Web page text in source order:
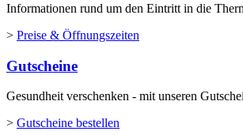
Informationen rund um den Eintritt in die
> Preise & Öffnungszeiten
Gutscheine
Gesundheit verschenken - mit unseren
> Gutscheine bestellen